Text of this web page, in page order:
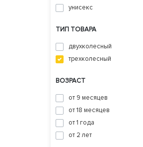
унисекс
ТИП ТОВАРА
двухколесный
трехколесный
ВОЗРАСТ
от 9 месяцев
от 18 месяцев
от 1 года
от 2 лет